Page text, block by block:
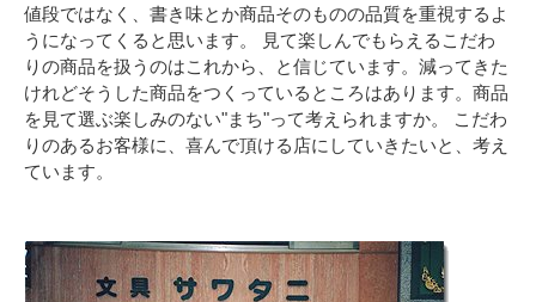
値段ではなく、書き味とか商品そのものの品質を重視するよ
うになってくると思います。 見て楽しんでもらえるこだわ
りの商品を扱うのはこれから、と信じています。減ってきた
けれどそうした商品をつくっているところはあります。商品
を見て選ぶ楽しみのない"まち"って考えられますか。 こだわ
りのあるお客様に、喜んで頂ける店にしていきたいと、考え
ています。